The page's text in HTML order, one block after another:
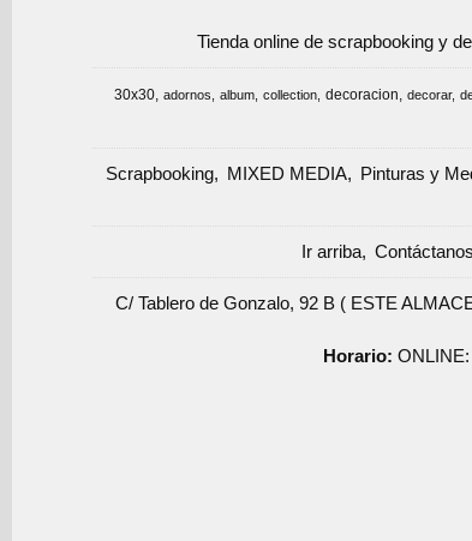
Tienda online de scrapbooking y
30x30 adornos album collection decoracion decorar
Scrapbooking MIXED MEDIA Pinturas y
Ir arriba Contáctanos
C/ Tablero de Gonzalo, 92 B ( ESTE
Horario: